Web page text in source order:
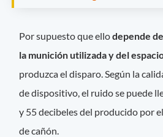
Por supuesto que ellodepende
la munición utilizada y del
produzca el disparo. Según la
de dispositivo, el ruido se puede
y 55 decibeles del producido por
de cañón.